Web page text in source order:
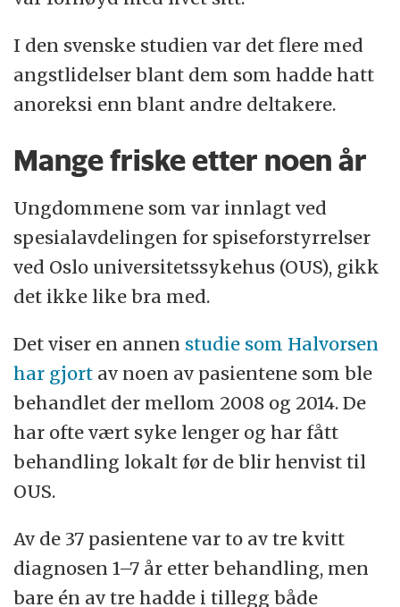
I den svenske studien var det flere med
angstlidelser blant dem som hadde hatt
anoreksi enn blant andre deltakere.
Mange friske etter noen år
Ungdommene som var innlagt ved
spesialavdelingen for spiseforstyrrelser
ved Oslo universitetssykehus (OUS), gikk
det ikke like bra med.
Det viser en annen studie som Halvorsen
har gjort av noen av pasientene som ble
behandlet der mellom 2008 og 2014. De
har ofte vært syke lenger og har fått
behandling lokalt før de blir henvist til
OUS.
Av de 37 pasientene var to av tre kvitt
diagnosen 1–7 år etter behandling, men
bare én av tre hadde i tillegg både